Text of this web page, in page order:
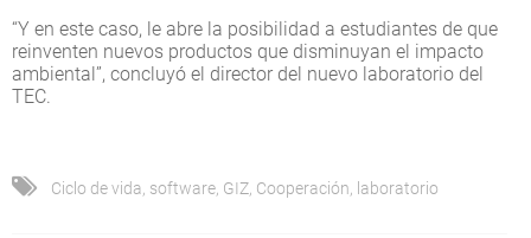
“Y en este caso, le abre la posibilidad a estudiantes de que
reinventen nuevos productos que disminuyan el impacto
ambiental”, concluyó el director del nuevo laboratorio del
TEC.
Ciclo de vida software GIZ Cooperación laboratorio